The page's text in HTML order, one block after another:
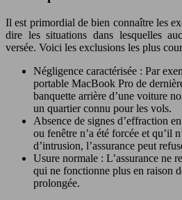
Il est primordial de bien connaître les
dire les situations dans lesquelles
versée. Voici les exclusions les plus
Négligence caractérisée : Par
portable MacBook Pro de
banquette arrière d’une voiture
un quartier connu pour les vols.
Absence de signes d’effraction
ou fenêtre n’a été forcée et qu’il
d’intrusion, l’assurance peut
Usure normale : L’assurance ne
qui ne fonctionne plus en raison
prolongée.